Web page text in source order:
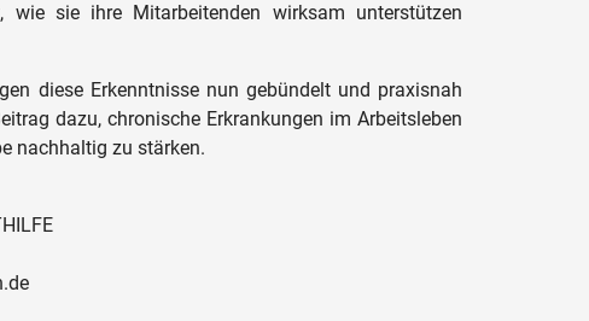
wie sie ihre Mitarbeitenden wirksam unterstützen
diese Erkenntnisse nun gebündelt und praxisnah
dazu, chronische Erkrankungen im Arbeitsleben
nachhaltig zu stärken.